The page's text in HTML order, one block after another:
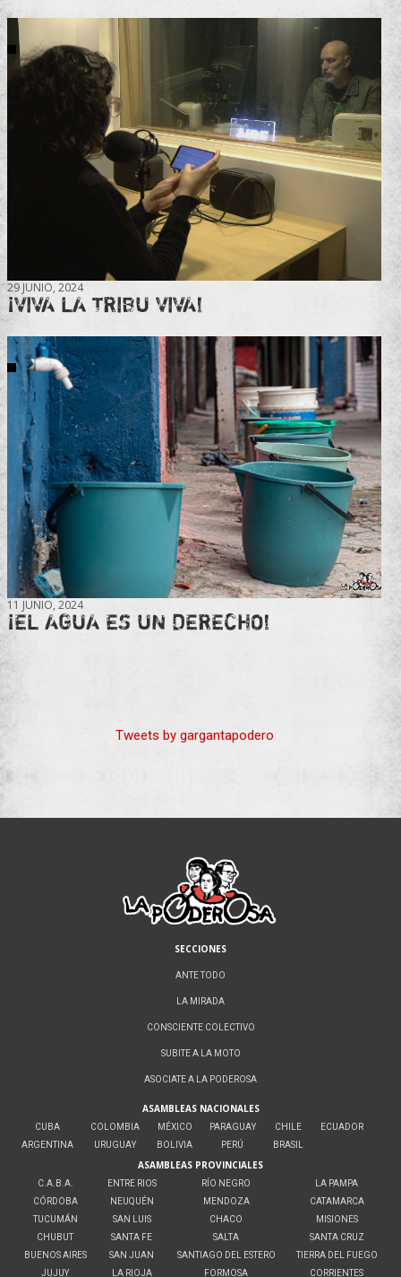
29 JUNIO, 2024
¡VIVA LA TRIBU VIVA!
11 JUNIO, 2024
¡EL AGUA ES UN DERECHO!
Tweets by gargantapodero
SECCIONES
ANTE TODO
LA MIRADA
CONSCIENTE COLECTIVO
SUBITE A LA MOTO
ASOCIATE A LA PODEROSA
ASAMBLEAS NACIONALES
CUBA
ARGENTINA
COLOMBIA
URUGUAY
MÉXICO
BOLIVIA
PARAGUAY
PERÚ
CHILE
BRASIL
ECUADOR
ASAMBLEAS PROVINCIALES
C.A.B.A.
CÓRDOBA
TUCUMÁN
CHUBUT
BUENOS AIRES
JUJUY
ENTRE RIOS
NEUQUÉN
SAN LUIS
SANTA FE
SAN JUAN
LA RIOJA
RÍO NEGRO
MENDOZA
CHACO
SALTA
SANTIAGO DEL ESTERO
FORMOSA
LA PAMPA
CATAMARCA
MISIONES
SANTA CRUZ
TIERRA DEL FUEGO
CORRIENTES